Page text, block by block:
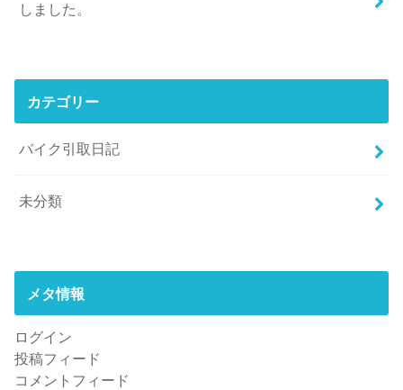
しました。
カテゴリー
バイク引取日記
未分類
メタ情報
ログイン
投稿フィード
コメントフィード